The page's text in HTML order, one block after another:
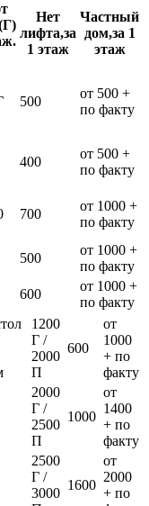
Нет
лифта,за
1 этаж
Частный
дом,за 1
этаж
500
от 500 +
по факту
400
от 500 +
по факту
700
от 1000 +
по факту
500
от 1000 +
по факту
600
от 1000 +
по факту
1200
Г /
2000
П
600
от
1000
+ по
факту
2000
Г /
2500
П
1000
от
1400
+ по
факту
2500
Г /
3000
1600
от
2000
+ по